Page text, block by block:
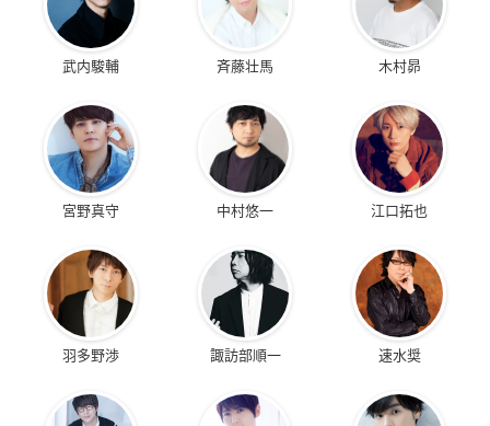
武内駿輔 斉藤壮馬 木村昴
宮野真守 中村悠一 江口拓也
羽多野渉 諏訪部順一 速水奨